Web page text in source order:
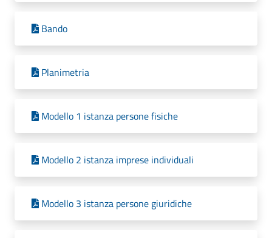
Bando
Planimetria
Modello 1 istanza persone fisiche
Modello 2 istanza imprese individuali
Modello 3 istanza persone giuridiche